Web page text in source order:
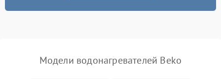
Модели водонагревателей Beko